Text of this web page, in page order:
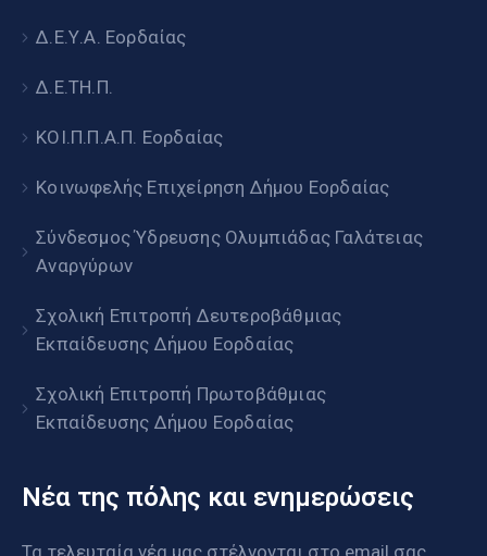
Δ.Ε.Υ.Α. Εορδαίας
Δ.Ε.ΤΗ.Π.
ΚΟΙ.Π.Π.Α.Π. Εορδαίας
Κοινωφελής Επιχείρηση Δήμου Εορδαίας
Σύνδεσμος Ύδρευσης Ολυμπιάδας Γαλάτειας
Αναργύρων
Σχολική Επιτροπή Δευτεροβάθμιας
Εκπαίδευσης Δήμου Εορδαίας
Σχολική Επιτροπή Πρωτοβάθμιας
Εκπαίδευσης Δήμου Εορδαίας
Νέα της πόλης και ενημερώσεις